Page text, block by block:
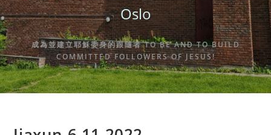
Oslo
成為並建立耶穌委身的跟隨者 TO BE AND TO BUILD
COMMITTED FOLLOWERS OF JESUS!